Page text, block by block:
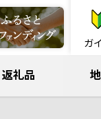
ガ
返礼品